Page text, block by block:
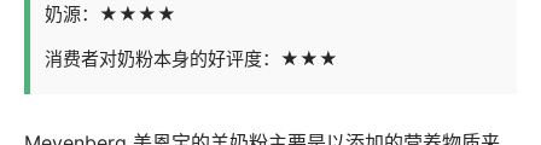
奶源：★★★★
消费者对奶粉本身的好评度：★★★